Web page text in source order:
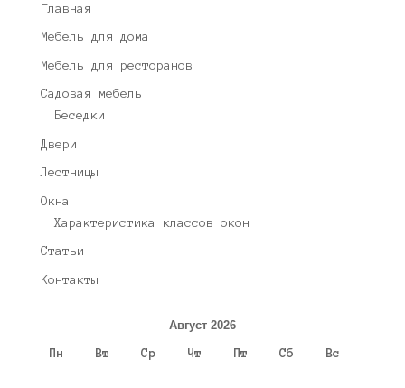
Главная
Мебель для дома
Мебель для ресторанов
Садовая мебель
Беседки
Двери
Лестницы
Окна
Характеристика классов окон
Статьи
Контакты
Август 2026
Пн Вт Ср Чт Пт Сб Вс